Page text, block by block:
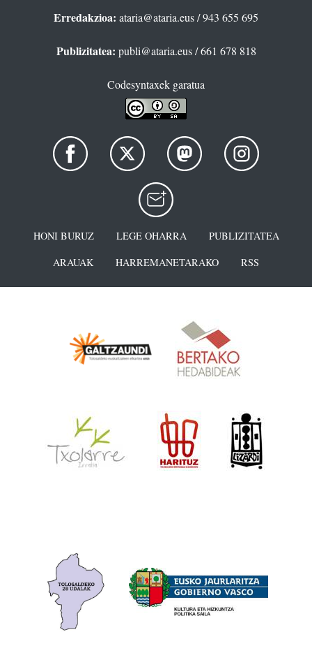
Erredakzioa: ataria@ataria.eus/ 943 655 695
Publizitatea: publi@ataria.eus/ 661 678 818
Codesyntaxek garatua
HONI BURUZ LEGE OHARRA
PUBLIZITATEA
ARAUAK
HARREMANETARAKO RSS